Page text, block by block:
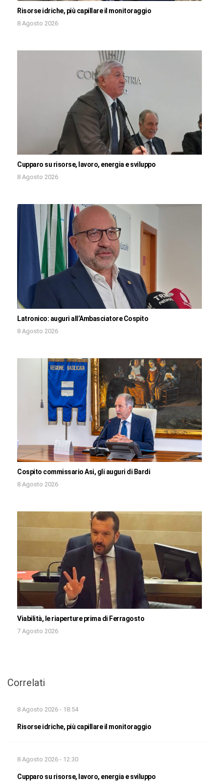
Risorse idriche, più capillare il monitoraggio
8 Agosto 2026
Cupparo su risorse, lavoro, energia e sviluppo
8 Agosto 2026
Latronico: auguri all’Ambasciatore Cospito
8 Agosto 2026
Cospito commissario Asi, gli auguri di Bardi
8 Agosto 2026
Viabilità, le riaperture prima di Ferragosto
7 Agosto 2026
Correlati
8 Agosto 2026 - 18:54
Risorse idriche, più capillare il monitoraggio
8 Agosto 2026 - 12:30
Cupparo su risorse, lavoro, energia e sviluppo